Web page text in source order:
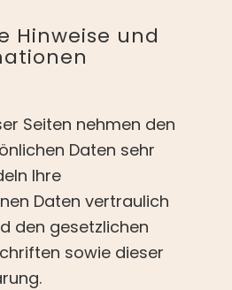
Hinweise und
Seiten nehmen den
Daten sehr
Ihre
Daten vertraulich
den gesetzlichen
sowie dieser